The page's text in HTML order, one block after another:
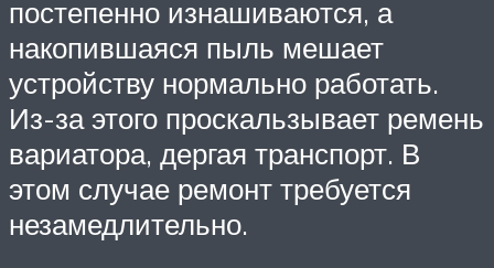
постепенно изнашиваются, а
накопившаяся пыль мешает
устройству нормально работать.
Из-за этого проскальзывает ремень
вариатора, дергая транспорт. В
этом случае ремонт требуется
незамедлительно.